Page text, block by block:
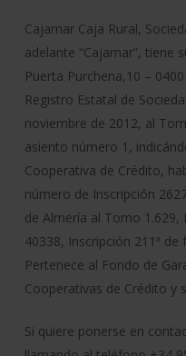
Cajamar Caja Rural,
adelante “Cajamar”, tiene
Puerta Purchena,10 –
Registro Estatal de
noviembre de 2012, al
asiento número 1,
Cooperativa de Crédito,
número de Inscripción
de Almería al Tomo
40338, Inscripción 211ª
Pertenece al Fondo de
Cooperativas de Crédito y
Si quiere ponerse en